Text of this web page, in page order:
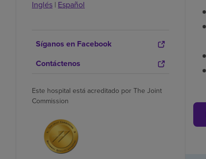
Inglés | Español
Síganos en Facebook
Contáctenos
Este hospital está acreditado por The Joint
Commission